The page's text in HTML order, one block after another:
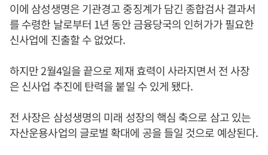
이에 삼성생명은 기관경고 중징계가 담긴 종합검사 결과서
를 수령한 날로부터 1년 동안 금융당국의 인허가가 필요한
신사업에 진출할 수 없었다.
하지만 2월4일을 끝으로 제재 효력이 사라지면서 전 사장
은 신사업 추진에 탄력을 붙일 수 있게 됐다.
전 사장은 삼성생명의 미래 성장의 핵심 축으로 삼고 있는
자산운용사업의 글로벌 확대에 공을 들일 것으로 예상된다.